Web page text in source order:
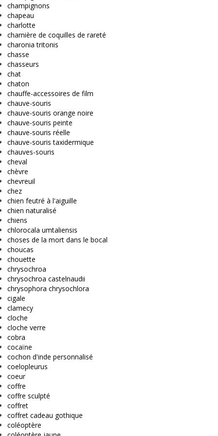
champignons
chapeau
charlotte
charnière de coquilles de rareté
charonia tritonis
chasse
chasseurs
chat
chaton
chauffe-accessoires de film
chauve-souris
chauve-souris orange noire
chauve-souris peinte
chauve-souris réelle
chauve-souris taxidermique
chauves-souris
cheval
chèvre
chevreuil
chez
chien feutré à l'aiguille
chien naturalisé
chiens
chlorocala umtaliensis
choses de la mort dans le bocal
choucas
chouette
chrysochroa
chrysochroa castelnaudii
chrysophora chrysochlora
cigale
clamecy
cloche
cloche verre
cobra
cocaïne
cochon d'inde personnalisé
coelopleurus
coeur
coffre
coffre sculpté
coffret
coffret cadeau gothique
coléoptère